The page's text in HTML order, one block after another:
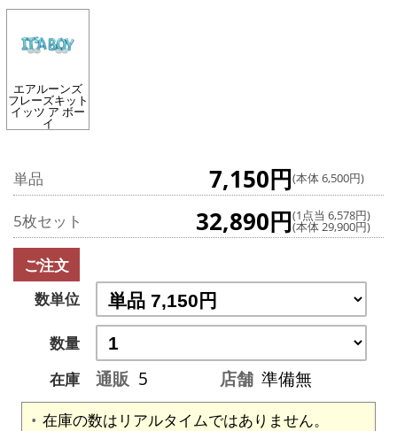
エアルーンズ
フレーズキット
イッツ ア ボー
イ
単品 7,150円(本体 6,500円)
5枚セット 32,890円(1点当 6,578円)
(本体 29,900円)
ご注文
数単位
数量
在庫
通販 5 店舗 準備無
在庫の数はリアルタイムではありません。